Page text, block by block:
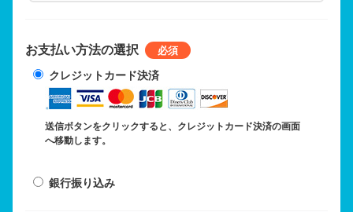
お支払い方法の選択
クレジットカード決済
送信ボタンをクリックすると、クレジットカード決済の画面
へ移動します。
銀行振り込み